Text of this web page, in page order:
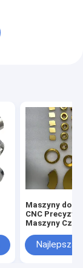
Maszyny do
CNC
Maszyny
Tytan Stal
Nierdzewna
Najlepsza